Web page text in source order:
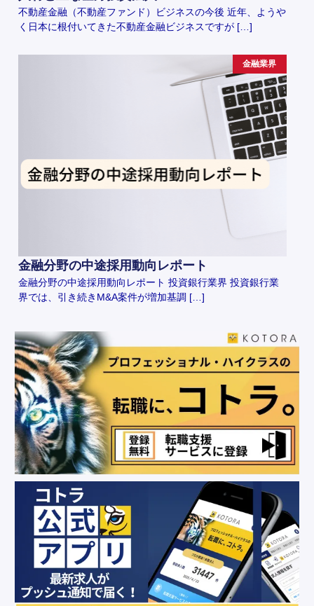
不動産金融（不動産ファンド）ビジネスの今後 近年、ようや
く日本に根付いてきた不動産金融ビジネスですが […]
金融業界
金融分野の中途採用動向レポート
金融分野の中途採用動向レポート 投資銀行業界 投資銀行業
界では、引き続きM&A案件が増加基調 […]